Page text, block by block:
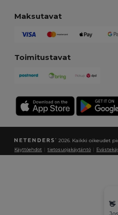
Maksutavat
Toimitustavat
2026. Kaikki oikeudet
Käyttöehdot |tietosuojakäytäntö
👋